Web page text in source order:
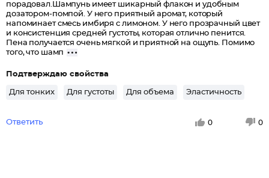
порадовал.Шампунь имеет шикарный флакон и удобным
дозатором-помпой. У него приятный аромат, который
напоминает смесь имбиря с лимоном. У него прозрачный цвет
и консистенция средней густоты, которая отлично пенится.
Пена получается очень мягкой и приятной на ощупь. Помимо
того, что шамп
Подтверждаю свойства
Для тонких Для густоты Для объема Эластичность
Ответить 0 0